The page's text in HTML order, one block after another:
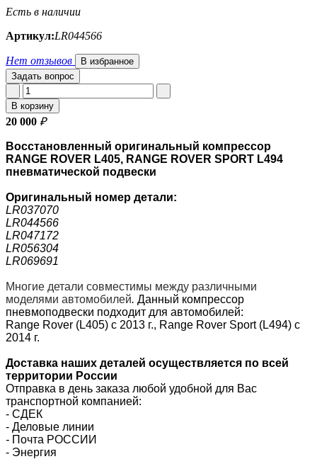
Есть в наличии
Артикул:LR044566
Нет отзывов
В избранное
Задать вопрос
В корзину
20 000 ₽
Восстановленный оригинальный компрессор
RANGE ROVER L405, RANGE ROVER SPORT L494
пневматической подвески
Оригинальный номер детали:
LR037070
LR044566
LR047172
LR056304
LR069691
Многие детали совместимы между различными
моделями автомобилей. Данный компрессор
пневмоподвески подходит для автомобилей:
Range Rover (L405) c 2013 г., Range Rover Sport (L494) с
2014 г.
Доставка наших деталей осуществляется по всей
территории России
Отправка в день заказа любой удобной для Вас
транспортной компанией:
- СДЕК
- Деловые линии
- Почта РОССИИ
- Энергия